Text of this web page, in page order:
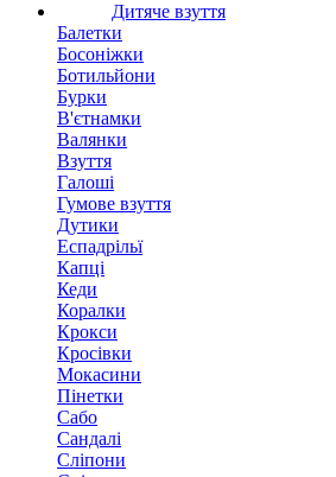
Дитяче взуття
Балетки
Босоніжки
Ботильйони
Бурки
В'єтнамки
Валянки
Взуття
Галоші
Гумове взуття
Дутики
Еспадрільї
Капці
Кеди
Коралки
Крокси
Кросівки
Мокасини
Пінетки
Сабо
Сандалі
Сліпони